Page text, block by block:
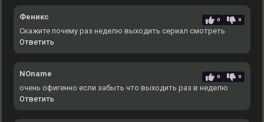
Феникс 0 0
Скажите почему раз неделю выходить сериал смотреть
Ответить
NOname 0 0
очень офигенно если забыть что выходить раз в неделю
Ответить